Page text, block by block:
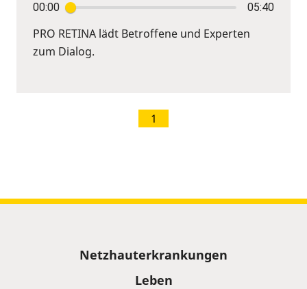
00:00 05:40
PRO RETINA lädt Betroffene und Experten
zum Dialog.
1
Netzhauterkrankungen
Leben